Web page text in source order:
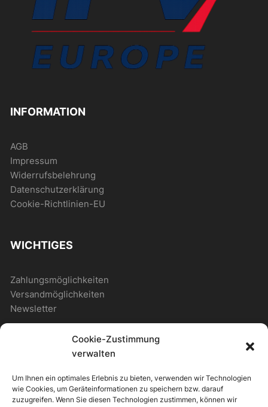
Cookie-Zustimmung
verwalten
Um Ihnen ein optimales Erlebnis zu bieten, verwenden wir Technologien
wie Cookies, um Geräteinformationen zu speichern bzw. darauf
zuzugreifen. Wenn Sie diesen Technologien zustimmen, können wir
INFORMATION
AGB
Impressum
Widerrufsbelehrung
Datenschutzerklärung
Cookie-Richtlinien-EU
WICHTIGES
Zahlungsmöglichkeiten
Versandmöglichkeiten
Newsletter
Photostore
Photostore – Musterseite